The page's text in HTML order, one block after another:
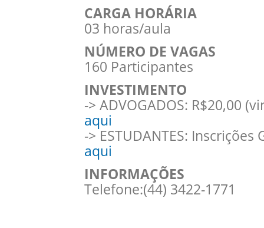
CARGA HORÁRIA
03 horas/aula
NÚMERO DE VAGAS
160 Participantes
INVESTIMENTO
-> ADVOGADOS: R$20,00
aqui
-> ESTUDANTES:
aqui
INFORMAÇÕES
Telefone:(44) 3422-1771